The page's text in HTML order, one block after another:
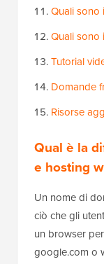
Quali sono
Quali sono
Tutorial
Domande
Risorse
Qual è la
e hosting
Un nome di
ciò che gli
un browser
google.com o